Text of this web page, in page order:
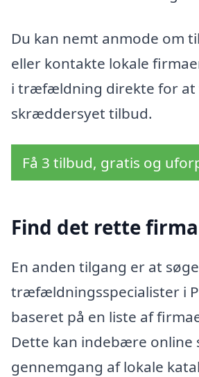
Du kan nemt anmode om
eller kontakte lokale
i træfældning direkte for at
skræddersyet tilbud.
Få 3 tilbud, gratis og
Find det rette
En anden tilgang er at
træfældningsspecialister i
baseret på en liste af
Dette kan indebære online
gennemgang af lokale